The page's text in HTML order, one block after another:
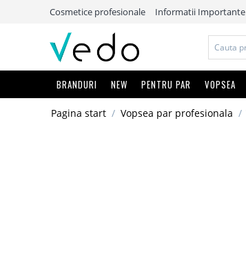
Cosmetice profesionale Informatii Importante
BRANDURI NEW PENTRU PAR VOPSEA
Pagina start / Vopsea par profesionala /